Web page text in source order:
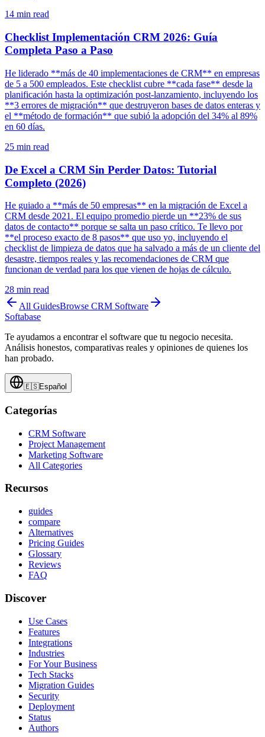
14 min read
Checklist Implementación CRM 2026: Guía
Completa Paso a Paso
He liderado **más de 40 implementaciones de CRM** en empresas
de 5 a 500 empleados. Este checklist cubre **cada fase** desde la
planificación hasta la optimización post-lanzamiento, incluyendo los
**3 errores de migración** que destruyeron bases de datos enteras y
el **método de formación** que subió la adopción del 34% al 89%
en 60 días.
25 min read
De Excel a CRM Sin Perder Datos: Tutorial
Completo (2026)
He guiado a **más de 50 empresas** en la migración de Excel a
CRM desde 2021. El equipo promedio pierde un **23% de sus
datos de contacto** porque se salta un paso crítico. Te llevo por
**el proceso exacto de 8 pasos** que uso yo, incluyendo el
checklist de limpieza de datos que ha salvado a más de un cliente del
desastre, tiempos reales y las recomendaciones de CRM que
funcionan de verdad para los que vienen de hojas de cálculo.
28 min read
All GuidesBrowse CRM Software
Softabase
Te ayudamos a encontrar el software que tu negocio necesita.
Análisis honestos, comparativas reales y opiniones de quienes los
han probado.
🇪🇸Español
Categorías
CRM Software
Project Management
Marketing Software
All Categories
Recursos
guides
compare
Alternatives
Pricing Guides
Glossary
Reviews
FAQ
Discover
Use Cases
Features
Integrations
Industries
For Your Business
Tech Stacks
Migration Guides
Security
Deployment
Status
Authors